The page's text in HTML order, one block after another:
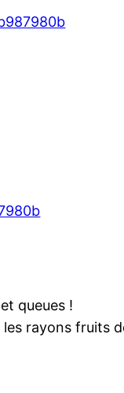
queues !
rayons fruits